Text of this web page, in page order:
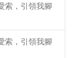
索，引領我腳
索，引領我腳